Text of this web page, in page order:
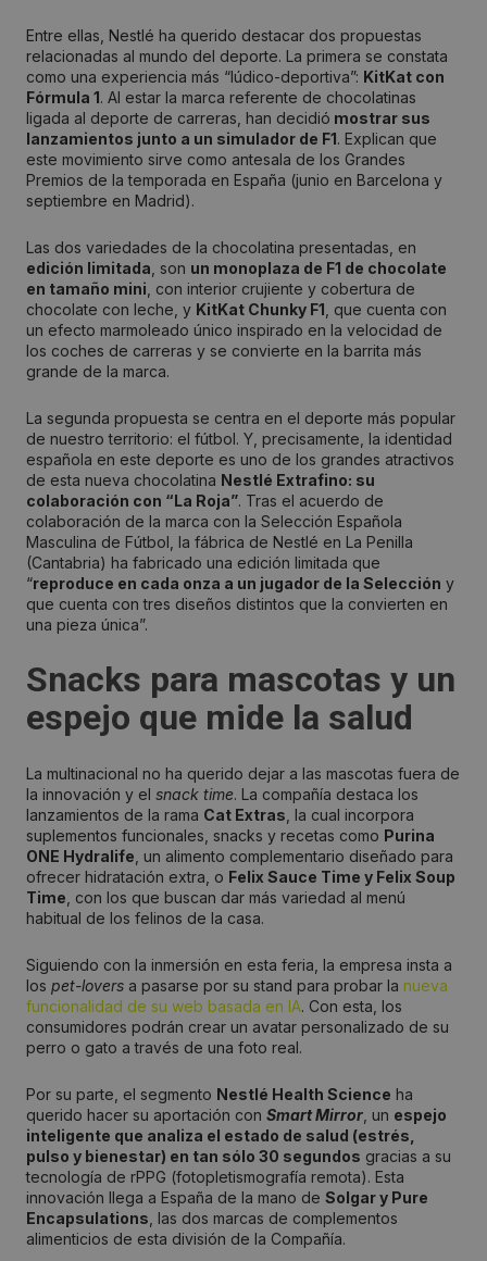
Entre ellas, Nestlé ha querido destacar dos propuestas
relacionadas al mundo del deporte. La primera se constata
como una experiencia más “lúdico-deportiva”: KitKat con
Fórmula 1. Al estar la marca referente de chocolatinas
ligada al deporte de carreras, han decidió mostrar sus
lanzamientos junto a un simulador de F1. Explican que
este movimiento sirve como antesala de los Grandes
Premios de la temporada en España (junio en Barcelona y
septiembre en Madrid).
Las dos variedades de la chocolatina presentadas, en
edición limitada , son un monoplaza de F1 de chocolate
en tamaño mini , con interior crujiente y cobertura de
chocolate con leche, y KitKat Chunky F1 , que cuenta con
un efecto marmoleado único inspirado en la velocidad de
los coches de carreras y se convierte en la barrita más
grande de la marca.
La segunda propuesta se centra en el deporte más popular
de nuestro territorio: el fútbol. Y, precisamente, la identidad
española en este deporte es uno de los grandes atractivos
de esta nueva chocolatina Nestlé Extrafino: su
colaboración con “La Roja”. Tras el acuerdo de
colaboración de la marca con la Selección Española
Masculina de Fútbol, la fábrica de Nestlé en La Penilla
(Cantabria) ha fabricado una edición limitada que
“reproduce en cada onza a un jugador de la Selección y
que cuenta con tres diseños distintos que la convierten en
una pieza única”.
Snacks para mascotas y un
espejo que mide la salud
La multinacional no ha querido dejar a las mascotas fuera de
la innovación y el snack time. La compañía destaca los
lanzamientos de la rama Cat Extras , la cual incorpora
suplementos funcionales, snacks y recetas como Purina
ONE Hydralife , un alimento complementario diseñado para
ofrecer hidratación extra, o Felix Sauce Time y Felix Soup
Time , con los que buscan dar más variedad al menú
habitual de los felinos de la casa.
Siguiendo con la inmersión en esta feria, la empresa insta a
los pet-lovers a pasarse por su stand para probar la nueva
funcionalidad de su web basada en IA. Con esta, los
consumidores podrán crear un avatar personalizado de su
perro o gato a través de una foto real.
Por su parte, el segmento Nestlé Health Science ha
querido hacer su aportación con Smart Mirror , un espejo
inteligente que analiza el estado de salud (estrés,
pulso y bienestar) en tan sólo 30 segundos gracias a su
tecnología de rPPG (fotopletismografía remota). Esta
innovación llega a España de la mano de Solgar y Pure
Encapsulations , las dos marcas de complementos
alimenticios de esta división de la Compañía.